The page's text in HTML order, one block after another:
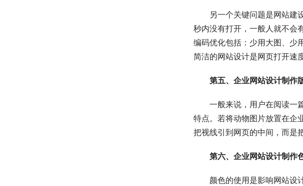
另一个关键问题是网站建
秒内没有打开，一般人就不会
编码优化包括：少用大图、少
简洁的网站设计是网页打开速
第五、企业网站设计制作
一般来说，用户在阅读一
特点。若将动物图片放置在企
把视线引到网页的中间，而是
第六、企业网站设计制作
颜色的使用是影响网站设